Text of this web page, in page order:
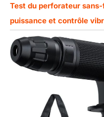
Test du perforateur sans-
puissance et contrôle